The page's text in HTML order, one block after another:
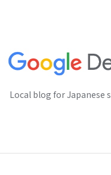
Local blog for Japanese